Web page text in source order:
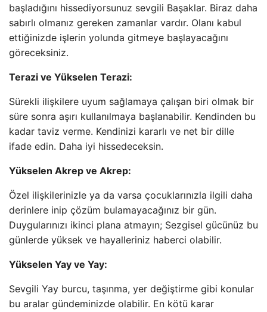
başladığını hissediyorsunuz sevgili Başaklar. Biraz daha
sabırlı olmanız gereken zamanlar vardır. Olanı kabul
ettiğinizde işlerin yolunda gitmeye başlayacağını
göreceksiniz.
Terazi ve Yükselen Terazi:
Sürekli ilişkilere uyum sağlamaya çalışan biri olmak bir
süre sonra aşırı kullanılmaya başlanabilir. Kendinden bu
kadar taviz verme. Kendinizi kararlı ve net bir dille
ifade edin. Daha iyi hissedeceksin.
Yükselen Akrep ve Akrep:
Özel ilişkilerinizle ya da varsa çocuklarınızla ilgili daha
derinlere inip çözüm bulamayacağınız bir gün.
Duygularınızı ikinci plana atmayın; Sezgisel gücünüz bu
günlerde yüksek ve hayalleriniz haberci olabilir.
Yükselen Yay ve Yay:
Sevgili Yay burcu, taşınma, yer değiştirme gibi konular
bu aralar gündeminizde olabilir. En kötü karar